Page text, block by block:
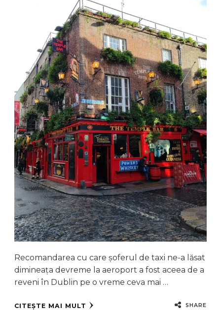
Recomandarea cu care șoferul de taxi ne-a lăsat
dimineața devreme la aeroport a fost aceea de a
reveni în Dublin pe o vreme ceva mai …
CITEȘTE MAI MULT SHARE